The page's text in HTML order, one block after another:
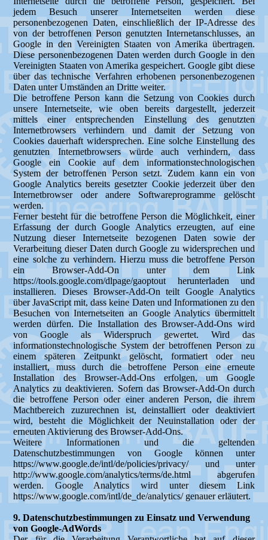
jedem Besuch unserer Internetseiten werden diese
personenbezogenen Daten, einschließlich der IP-Adresse des
von der betroffenen Person genutzten Internetanschlusses, an
Google in den Vereinigten Staaten von Amerika übertragen.
Diese personenbezogenen Daten werden durch Google in den
Vereinigten Staaten von Amerika gespeichert. Google gibt diese
über das technische Verfahren erhobenen personenbezogenen
Daten unter Umständen an Dritte weiter.
Die betroffene Person kann die Setzung von Cookies durch
unsere Internetseite, wie oben bereits dargestellt, jederzeit
mittels einer entsprechenden Einstellung des genutzten
Internetbrowsers verhindern und damit der Setzung von
Cookies dauerhaft widersprechen. Eine solche Einstellung des
genutzten Internetbrowsers würde auch verhindern, dass
Google ein Cookie auf dem informationstechnologischen
System der betroffenen Person setzt. Zudem kann ein von
Google Analytics bereits gesetzter Cookie jederzeit über den
Internetbrowser oder andere Softwareprogramme gelöscht
werden.
Ferner besteht für die betroffene Person die Möglichkeit, einer
Erfassung der durch Google Analytics erzeugten, auf eine
Nutzung dieser Internetseite bezogenen Daten sowie der
Verarbeitung dieser Daten durch Google zu widersprechen und
eine solche zu verhindern. Hierzu muss die betroffene Person
ein Browser-Add-On unter dem Link
https://tools.google.com/dlpage/gaoptout herunterladen und
installieren. Dieses Browser-Add-On teilt Google Analytics
über JavaScript mit, dass keine Daten und Informationen zu den
Besuchen von Internetseiten an Google Analytics übermittelt
werden dürfen. Die Installation des Browser-Add-Ons wird
von Google als Widerspruch gewertet. Wird das
informationstechnologische System der betroffenen Person zu
einem späteren Zeitpunkt gelöscht, formatiert oder neu
installiert, muss durch die betroffene Person eine erneute
Installation des Browser-Add-Ons erfolgen, um Google
Analytics zu deaktivieren. Sofern das Browser-Add-On durch
die betroffene Person oder einer anderen Person, die ihrem
Machtbereich zuzurechnen ist, deinstalliert oder deaktiviert
wird, besteht die Möglichkeit der Neuinstallation oder der
erneuten Aktivierung des Browser-Add-Ons.
Weitere Informationen und die geltenden
Datenschutzbestimmungen von Google können unter
https://www.google.de/intl/de/policies/privacy/ und unter
http://www.google.com/analytics/terms/de.html abgerufen
werden. Google Analytics wird unter diesem Link
https://www.google.com/intl/de_de/analytics/ genauer erläutert.
9. Datenschutzbestimmungen zu Einsatz und Verwendung
von Google-AdWords